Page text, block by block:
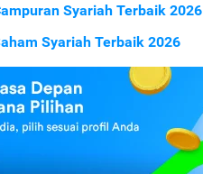
Syariah Terbaik 2026
Syariah Terbaik 2026